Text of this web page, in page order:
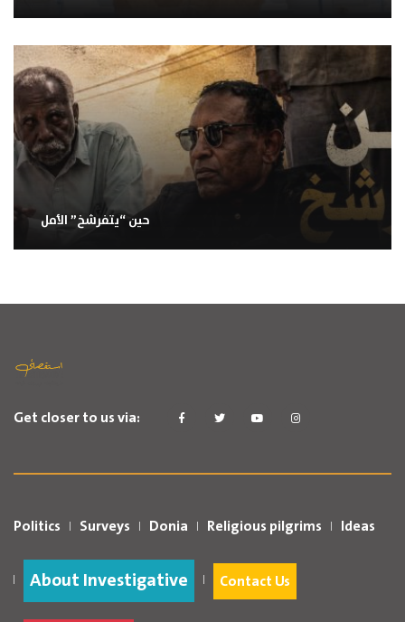
حين “يتفرشخ” الأمل
Get closer to us via:
Politics Surveys Donia Religious pilgrims Ideas
About Investigative Contact Us